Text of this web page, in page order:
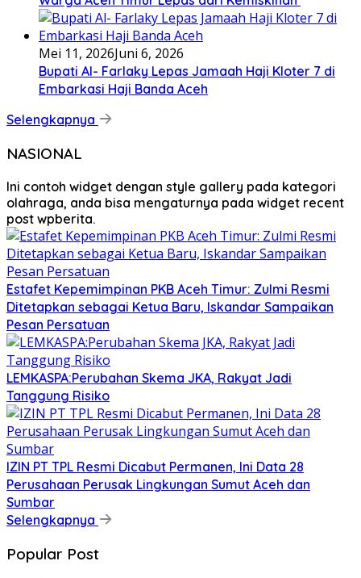
Mei 11, 2026Juni 6, 2026
Bupati Al- Farlaky Lepas Jamaah Haji Kloter 7 di
Embarkasi Haji Banda Aceh
Selengkapnya
NASIONAL
Ini contoh widget dengan style gallery pada kategori
olahraga, anda bisa mengaturnya pada widget recent
post wpberita.
Estafet Kepemimpinan PKB Aceh Timur: Zulmi Resmi
Ditetapkan sebagai Ketua Baru, Iskandar Sampaikan
Pesan Persatuan
LEMKASPA:Perubahan Skema JKA, Rakyat Jadi
Tanggung Risiko
IZIN PT TPL Resmi Dicabut Permanen, Ini Data 28
Perusahaan Perusak Lingkungan Sumut Aceh dan
Sumbar
Selengkapnya
Popular Post